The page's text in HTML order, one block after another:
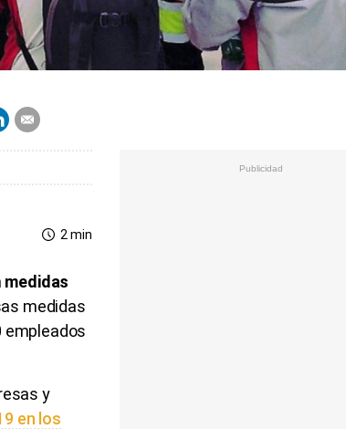
2 min
medidas
medidas
empleados
y
en los